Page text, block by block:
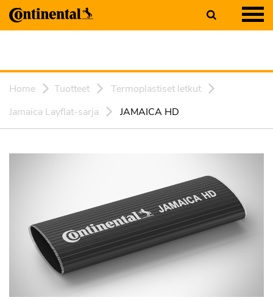
Home Tuotteet
Termoplastiset letkut
Jamaica Layflat-sarja
JAMAICA HD